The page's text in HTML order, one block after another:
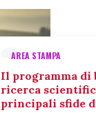
AREA STAMPA
Il programma di
ricerca
principali sfide